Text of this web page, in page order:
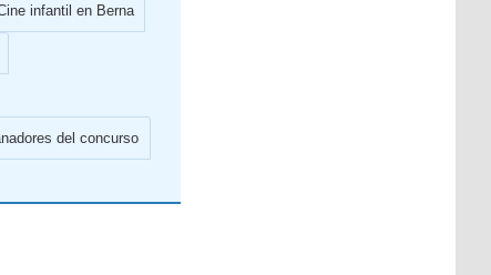
infantil en Berna
del concurso